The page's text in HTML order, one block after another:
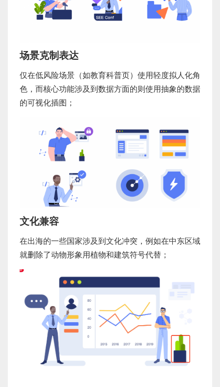
场景克制表达
仅在低风险场景（如教育科普页）使用轻度拟人化角
色，而核心功能涉及到数据方面的则使用抽象的数据
的可视化插图；
文化兼容
在出海的一些国家涉及到文化冲突，例如在中东区域
就删除了动物形象用植物和建筑符号代替；